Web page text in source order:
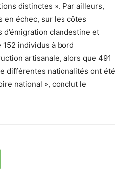
distinctes ». Par ailleurs,
en échec, sur les côtes
clandestine et
152 individus à bord
artisanale, alors que 491
différentes nationalités ont été
national », conclut le